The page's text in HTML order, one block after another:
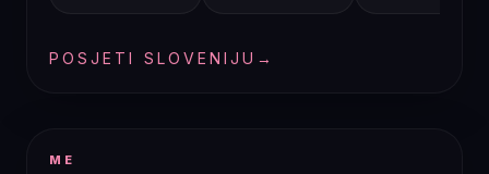
POSJETI SLOVENIJU →
ME